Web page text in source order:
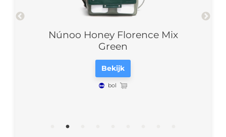
Núnoo Honey Florence Mix
Green
Bekijk
bol